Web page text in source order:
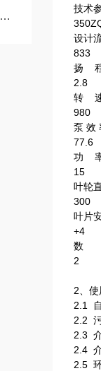
技术
设计
833
扬
2.8
转
980
泵
77.6
功
15
叶
300
叶片
+4
数
2
2、
2.1
2.2
2.3
2.4
2.5